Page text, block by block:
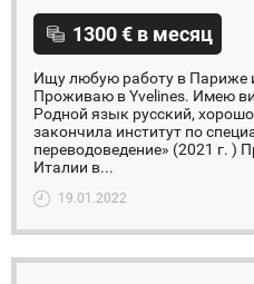
1300 € в месяц
Ищу любую работу в Париже
Проживаю в Yvelines. Имею
Родной язык русский,
закончила институт по
переводоведение» (2021 г. )
Италии в...
19.01.2022